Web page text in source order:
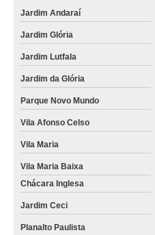
Jardim Andaraí
Jardim Glória
Jardim Lutfala
Jardim da Glória
Parque Novo Mundo
Vila Afonso Celso
Vila Maria
Vila Maria Baixa
Chácara Inglesa
Jardim Ceci
Planalto Paulista